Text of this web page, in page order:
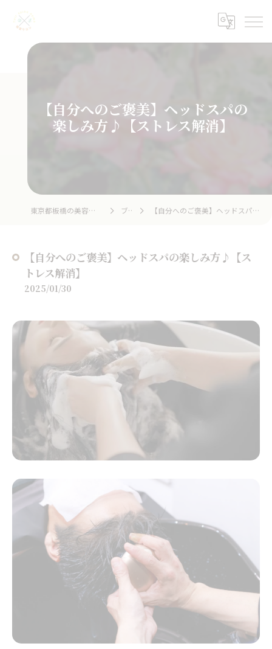
【自分へのご褒美】ヘッドスパの
楽しみ方♪【ストレス解消】
東京都板橋の美容室ならhair salon home ブログ 【自分へのご褒美】ヘッドスパの楽しみ方♪【ストレス解消】
【自分へのご褒美】ヘッドスパの楽しみ方♪【ス
トレス解消】
2025/01/30